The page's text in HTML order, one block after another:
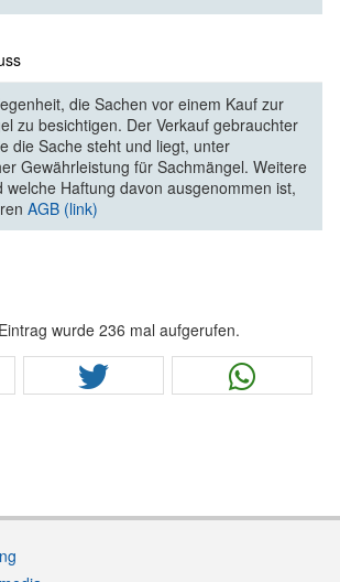
die Sachen vor einem Kauf zur
zu besichtigen. Der Verkauf gebrauchter
die Sache steht und liegt, unter
Gewährleistung für Sachmängel. Weitere
welche Haftung davon ausgenommen ist,
AGB (link)
wurde 236 mal aufgerufen.